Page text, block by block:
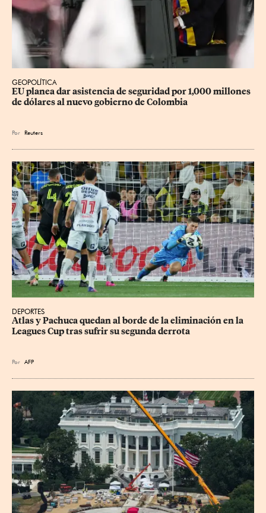
GEOPOLÍTICA
EU planea dar asistencia de seguridad por 1,000 millones
de dólares al nuevo gobierno de Colombia
Por Reuters
DEPORTES
Atlas y Pachuca quedan al borde de la eliminación en la
Leagues Cup tras sufrir su segunda derrota
Por AFP